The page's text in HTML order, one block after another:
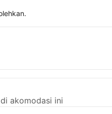
akomodasi ini